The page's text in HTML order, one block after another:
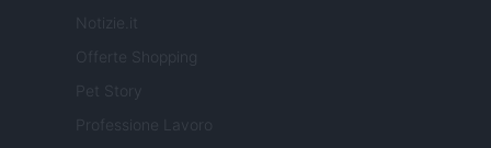
Notizie.it
Offerte Shopping
Pet Story
Professione Lavoro